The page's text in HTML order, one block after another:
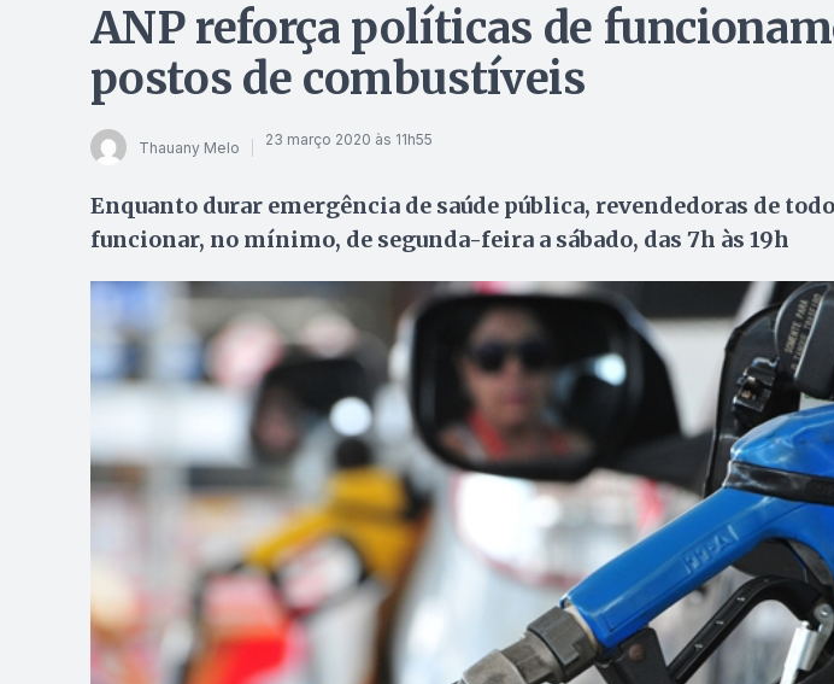
ANP reforça políticas de
postos de combustíveis
Thauany Melo 23 março 2020 às 11h55
Enquanto durar emergência de saúde pública, revendedoras de
funcionar, no mínimo, de segunda-feira a sábado, das 7h às 19h